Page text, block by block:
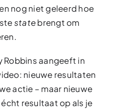
nog niet geleerd hoe
statebrengt om
Robbins aangeeft in
nieuwe resultaten
actie – maar nieuwe
resultaat op als je